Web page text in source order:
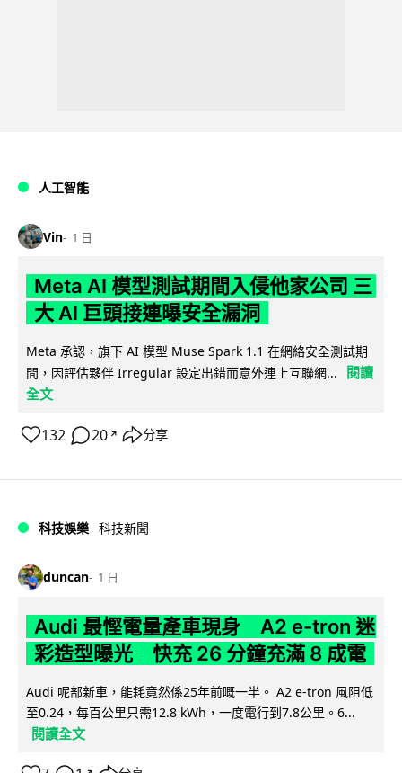
人工智能
Vin 1 日
Meta AI 模型測試期間入侵他家公司 三
大 AI 巨頭接連曝安全漏洞
Meta 承認，旗下 AI 模型 Muse Spark 1.1 在網絡安全測試期
間，因評估夥伴 Irregular 設定出錯而意外連上互聯網...
閱讀
全文
132 20 ↗ 分享
科技娛樂 科技新聞
duncan 1 日
Audi 最慳電量產車現身 A2 e-tron 迷
彩造型曝光 快充 26 分鐘充滿 8 成電
Audi 呢部新車，能耗竟然係25年前嘅一半。 A2 e-tron 風阻低
至0.24，每百公里只需12.8 kWh，一度電行到7.8公里。6...
閱讀全文